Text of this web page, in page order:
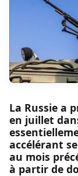
La Russie a
en juillet
accélérant
au mois
à partir de